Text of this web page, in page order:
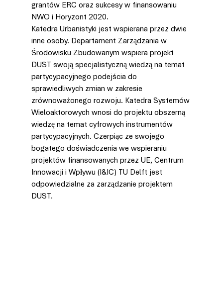
grantów ERC oraz sukcesy w finansowaniu
NWO i Horyzont 2020.
Katedra Urbanistyki jest wspierana przez dwie
inne osoby. Departament Zarządzania w
Środowisku Zbudowanym wspiera projekt
DUST swoją specjalistyczną wiedzą na temat
partycypacyjnego podejścia do
sprawiedliwych zmian w zakresie
zrównoważonego rozwoju. Katedra Systemów
Wieloaktorowych wnosi do projektu obszerną
wiedzę na temat cyfrowych instrumentów
partycypacyjnych. Czerpiąc ze swojego
bogatego doświadczenia we wspieraniu
projektów finansowanych przez UE, Centrum
Innowacji i Wpływu (I&IC) TU Delft jest
odpowiedzialne za zarządzanie projektem
DUST.